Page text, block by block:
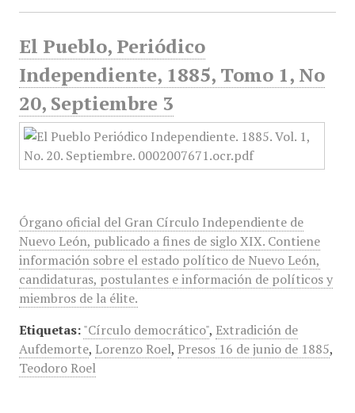
El Pueblo, Periódico
Independiente, 1885, Tomo 1, No
20, Septiembre 3
Órgano oficial del Gran Círculo Independiente de
Nuevo León, publicado a fines de siglo XIX. Contiene
información sobre el estado político de Nuevo León,
candidaturas, postulantes e información de políticos y
miembros de la élite.
Etiquetas: "Círculo democrático", Extradición de
Aufdemorte, Lorenzo Roel, Presos 16 de junio de 1885,
Teodoro Roel